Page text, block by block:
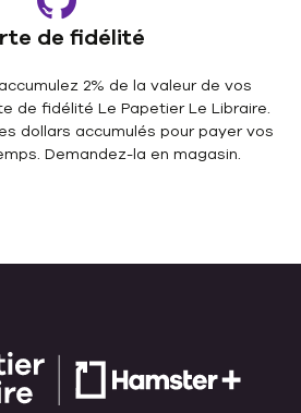
de fidélité
2% de la valeur de vos
de fidélité Le Papetier Le Libraire.
dollars accumulés pour payer vos
Demandez-la en magasin.